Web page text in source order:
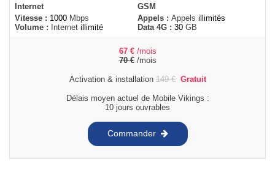
Internet
Vitesse : 1000 Mbps
Volume :
Internet illimité
GSM
Appels : Appels illimités
Data 4G : 30 GB
67 € /mois
70€/mois
Activation & installation149€ Gratuit
Délais moyen actuel de Mobile Vikings :
10 jours ouvrables
Commander